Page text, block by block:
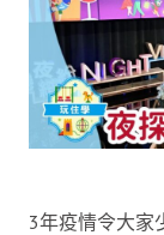
3年疫情令大家